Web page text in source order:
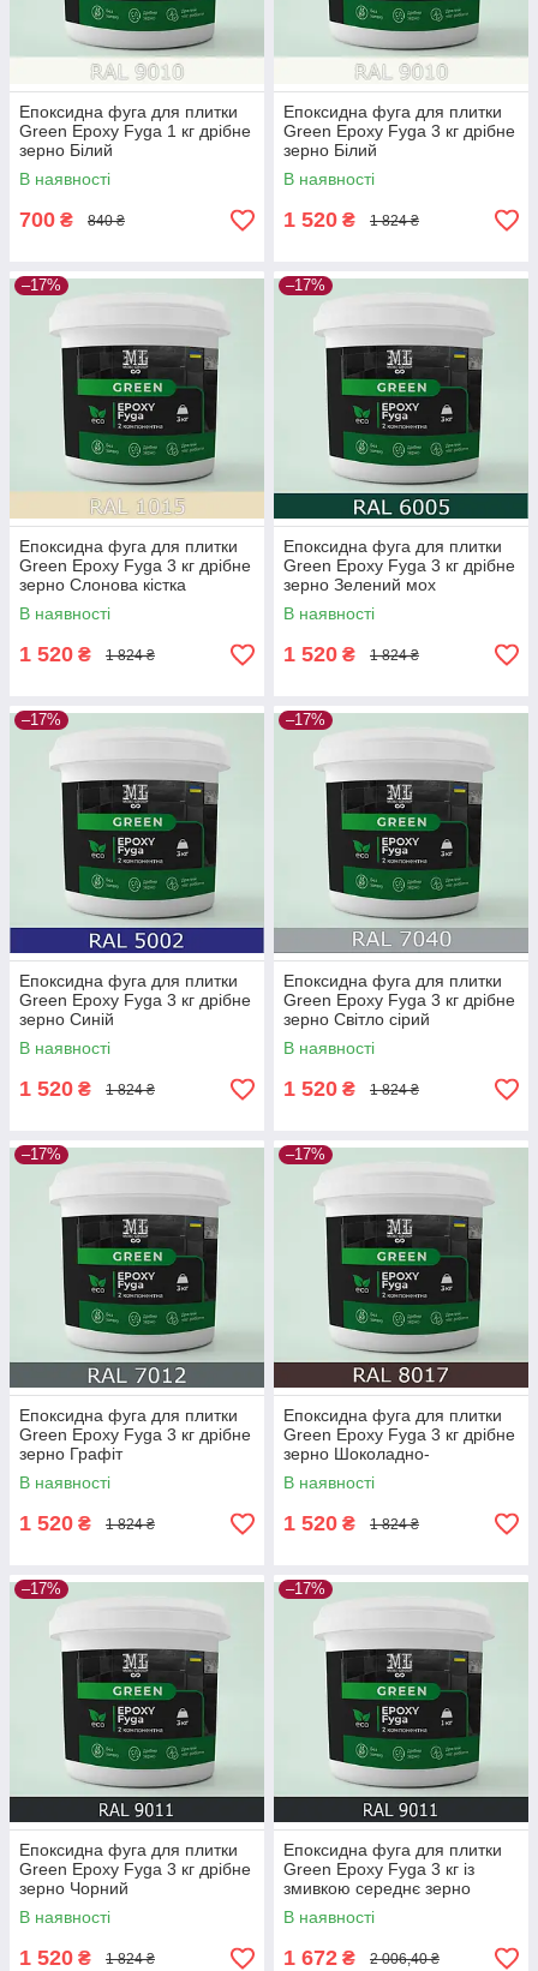
Епоксидна фуга для плитки
Green Epoxy Fyga 1 кг дрібне
зерно Білий
В наявності
700 ₴ 840 ₴
Епоксидна фуга для плитки
Green Epoxy Fyga 3 кг дрібне
зерно Білий
В наявності
1 520 ₴ 1 824 ₴
–17%
Епоксидна фуга для плитки
Green Epoxy Fyga 3 кг дрібне
зерно Слонова кістка
В наявності
1 520 ₴ 1 824 ₴
–17%
Епоксидна фуга для плитки
Green Epoxy Fyga 3 кг дрібне
зерно Зелений мох
В наявності
1 520 ₴ 1 824 ₴
–17%
Епоксидна фуга для плитки
Green Epoxy Fyga 3 кг дрібне
зерно Синій
В наявності
1 520 ₴ 1 824 ₴
–17%
Епоксидна фуга для плитки
Green Epoxy Fyga 3 кг дрібне
зерно Світло сірий
В наявності
1 520 ₴ 1 824 ₴
–17%
Епоксидна фуга для плитки
Green Epoxy Fyga 3 кг дрібне
зерно Графіт
В наявності
1 520 ₴ 1 824 ₴
–17%
Епоксидна фуга для плитки
Green Epoxy Fyga 3 кг дрібне
зерно Шоколадно-
коричневий
В наявності
1 520 ₴ 1 824 ₴
–17%
Епоксидна фуга для плитки
Green Epoxy Fyga 3 кг дрібне
зерно Чорний
В наявності
1 520 ₴ 1 824 ₴
–17%
Епоксидна фуга для плитки
Green Epoxy Fyga 3 кг із
змивкою середнє зерно
Чорний
В наявності
1 672 ₴ 2 006,40 ₴